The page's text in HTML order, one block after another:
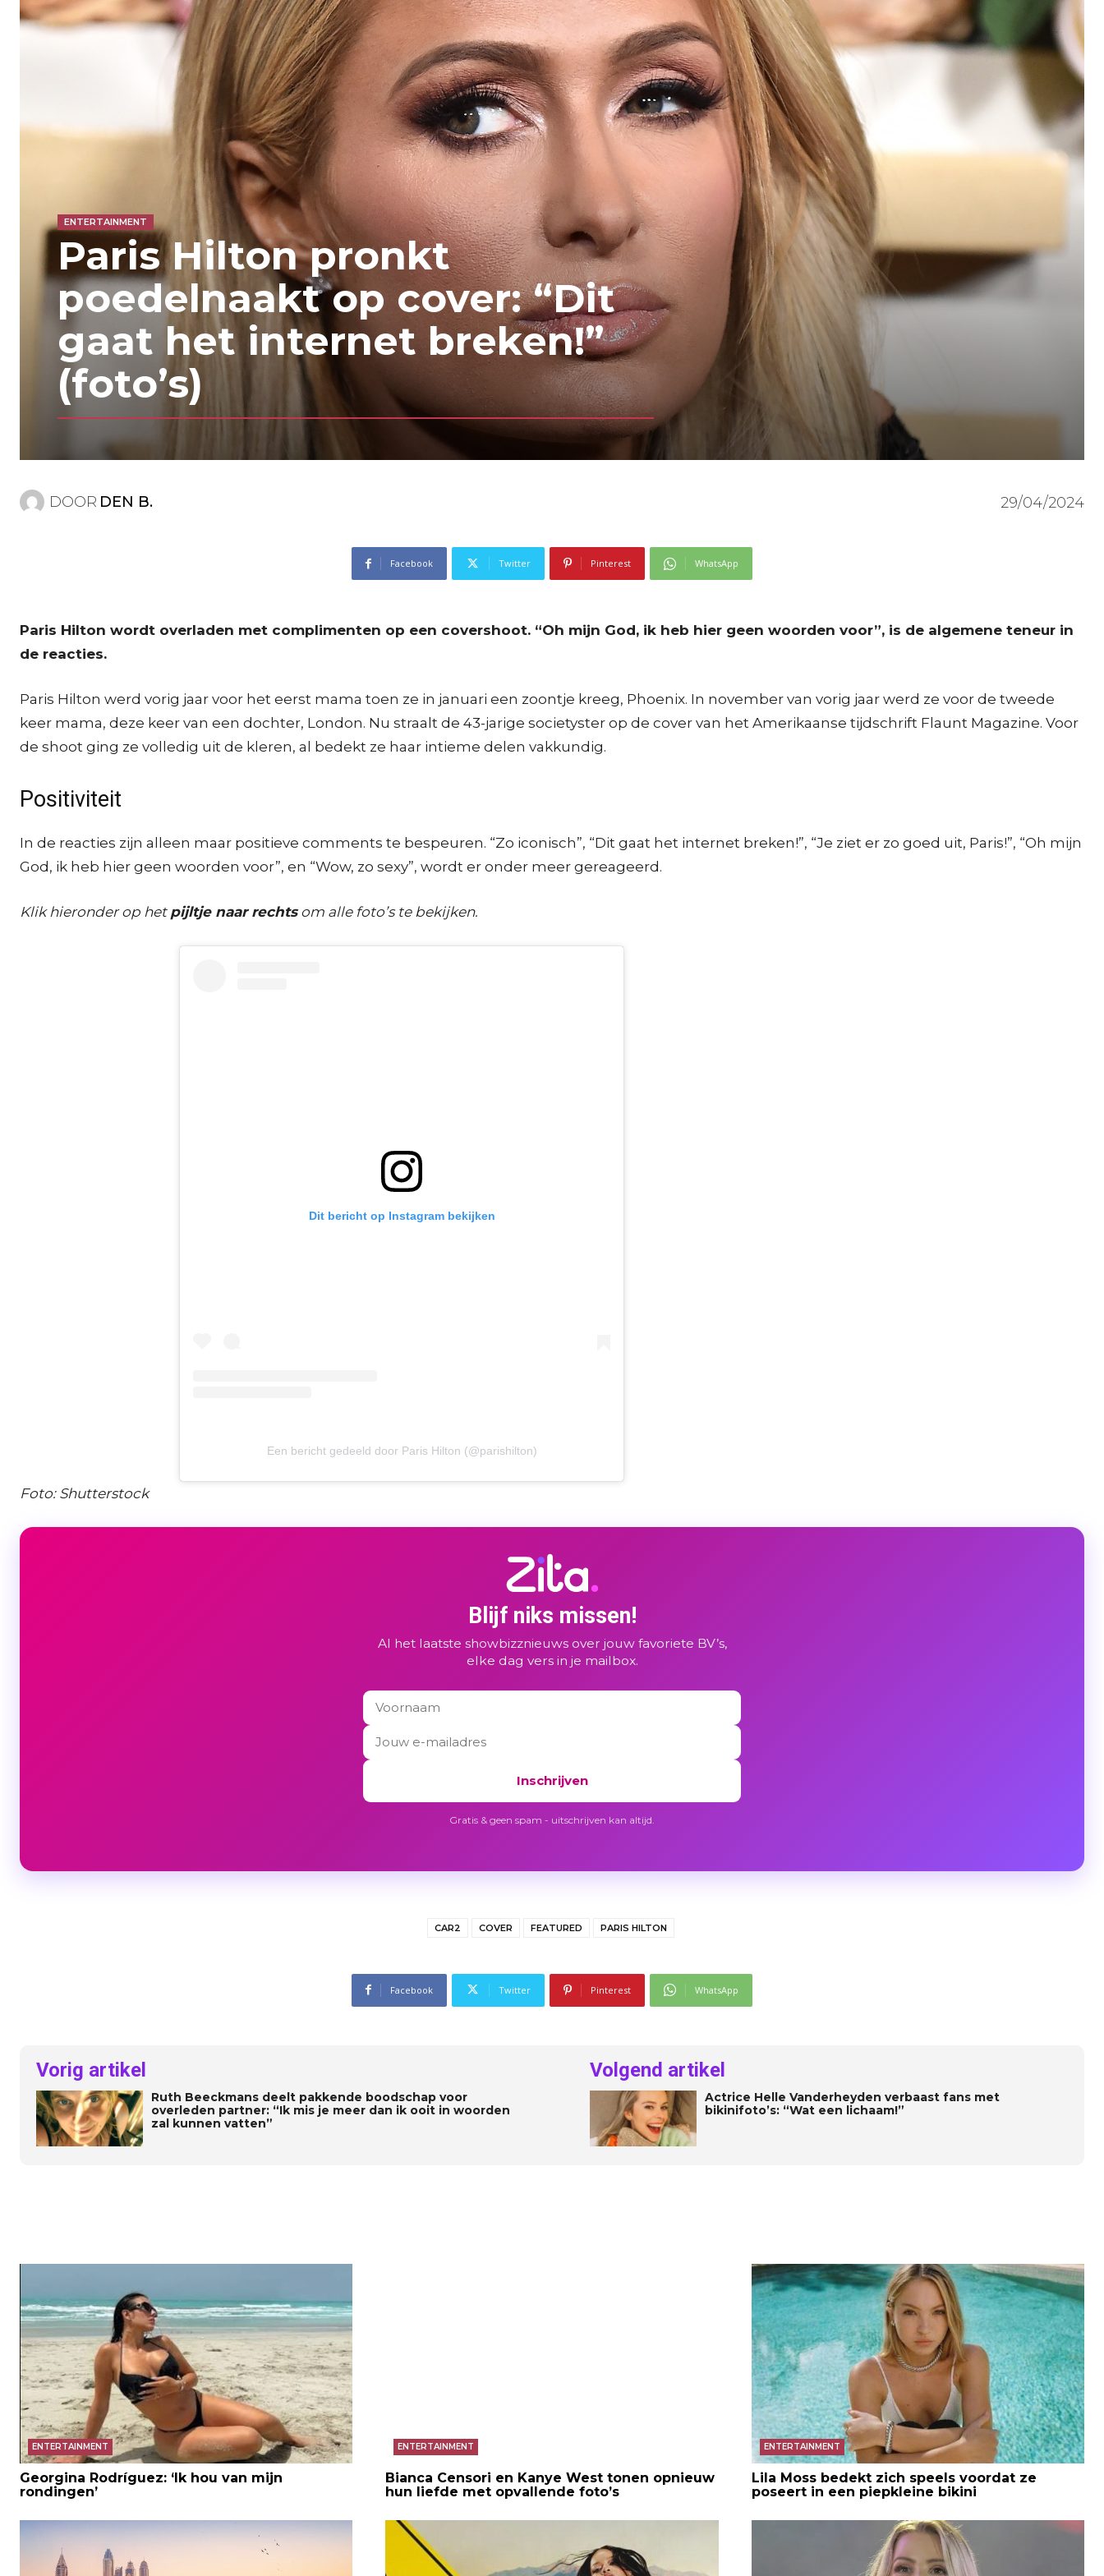
ENTERTAINMENT
Paris Hilton pronkt
poedelnaakt op cover: “Dit
gaat het internet breken!”
(foto’s)
DOOR DEN B. 29/04/2024
Facebook Twitter Pinterest WhatsApp
Paris Hilton wordt overladen met complimenten op een covershoot. “Oh mijn God, ik heb hier geen woorden voor”, is de algemene teneur in
de reacties.
Paris Hilton werd vorig jaar voor het eerst mama toen ze in januari een zoontje kreeg, Phoenix. In november van vorig jaar werd ze voor de tweede
keer mama, deze keer van een dochter, London. Nu straalt de 43-jarige societyster op de cover van het Amerikaanse tijdschrift Flaunt Magazine. Voor
de shoot ging ze volledig uit de kleren, al bedekt ze haar intieme delen vakkundig.
Positiviteit
In de reacties zijn alleen maar positieve comments te bespeuren. “Zo iconisch”, “Dit gaat het internet breken!”, “Je ziet er zo goed uit, Paris!”, “Oh mijn
God, ik heb hier geen woorden voor”, en “Wow, zo sexy”, wordt er onder meer gereageerd.
Klik hieronder op het pijltje naar rechtsom alle foto’s te bekijken.
Dit bericht op Instagram bekijken
Een bericht gedeeld door Paris Hilton (@parishilton)
Foto: Shutterstock
Blijf niks missen!
Al het laatste showbizznieuws over jouw favoriete BV’s,
elke dag vers in je mailbox.
Inschrijven
Gratis & geen spam - uitschrijven kan altijd.
CAR2 COVER FEATURED PARIS HILTON
Facebook Twitter Pinterest WhatsApp
Vorig artikel
Ruth Beeckmans deelt pakkende boodschap voor
overleden partner: “Ik mis je meer dan ik ooit in woorden
zal kunnen vatten”
Volgend artikel
Actrice Helle Vanderheyden verbaast fans met
bikinifoto’s: “Wat een lichaam!”
ENTERTAINMENT
Georgina Rodríguez: ‘Ik hou van mijn
rondingen’
ENTERTAINMENT
Bianca Censori en Kanye West tonen opnieuw
hun liefde met opvallende foto’s
ENTERTAINMENT
Lila Moss bedekt zich speels voordat ze
poseert in een piepkleine bikini